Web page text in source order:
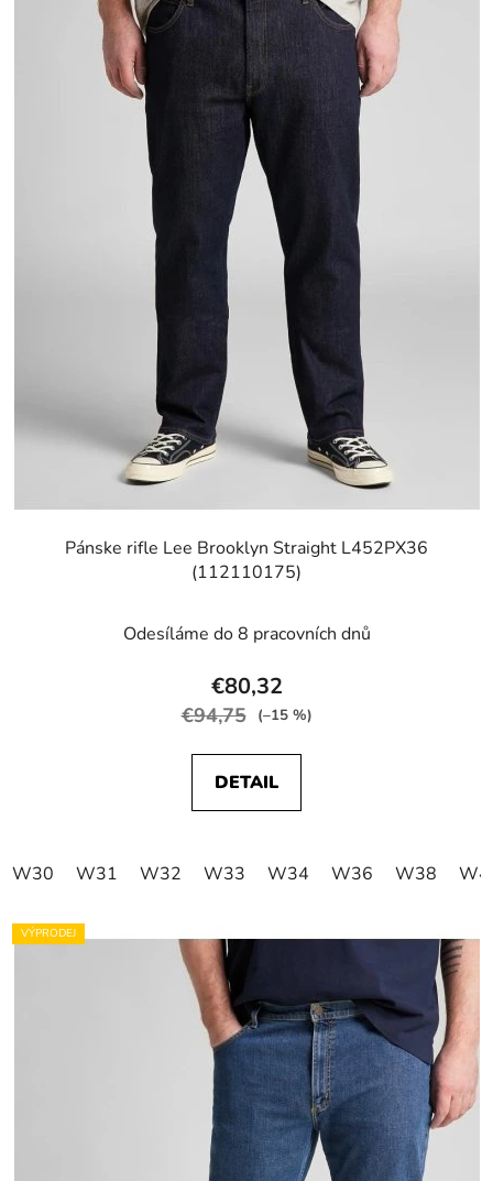
Pánske rifle Lee Brooklyn Straight L452PX36
(112110175)
Odesíláme do 8 pracovních dnů
€80,32
€94,75 (–15 %)
DETAIL
W30 W31 W32 W33 W34 W36 W38
VÝPRODEJ